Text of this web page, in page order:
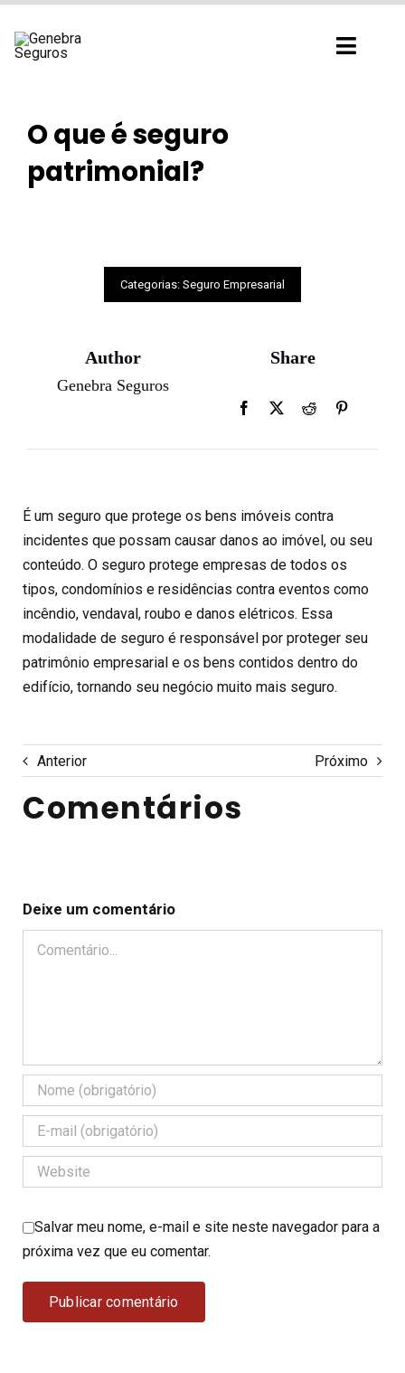
para
O que é seguro
patrimonial?
Categorias: Seguro Empresarial
Author
Genebra Seguros
Share
É um seguro que protege os bens imóveis contra
incidentes que possam causar danos ao imóvel, ou seu
conteúdo. O seguro protege empresas de todos os
tipos, condomínios e residências contra eventos como
incêndio, vendaval, roubo e danos elétricos. Essa
modalidade de seguro é responsável por proteger seu
patrimônio empresarial e os bens contidos dentro do
edifício, tornando seu negócio muito mais seguro.
Anterior Próximo
Comentários
Deixe um comentário
Comentário
Salvar meu nome, e-mail e site neste navegador para a
próxima vez que eu comentar.